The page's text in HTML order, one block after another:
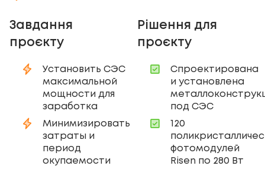
Завдання
проєкту
Установить СЭС
максимальной
мощности для
заработка
Минимизировать
затраты и
период
окупаемости
Рішення для
проєкту
Спроектирована
и установлена
под СЭС
120
фотомодулей
Risen по 280 Вт